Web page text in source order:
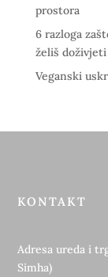
prostora
6 razloga
želiš doživjeti
Veganski
KONTAKT
Adresa ureda i
Simha)